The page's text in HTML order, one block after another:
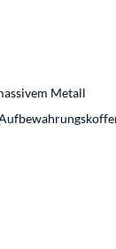
Metall